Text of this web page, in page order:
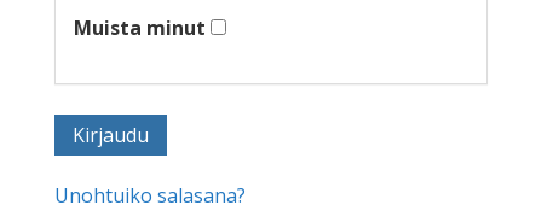
Muista minut
Unohtuiko salasana?